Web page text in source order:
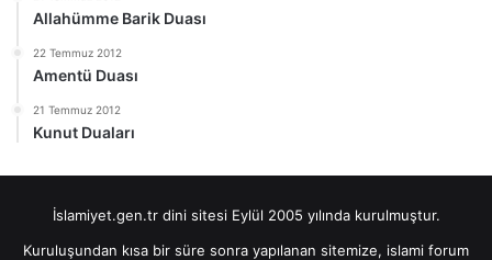
Allahümme Barik Duası
22 Temmuz 2012
Amentü Duası
21 Temmuz 2012
Kunut Duaları
İslamiyet.gen.tr dini sitesi Eylül 2005 yılında kurulmuştur.
Kuruluşundan kısa bir süre sonra yapılanan sitemize, islami forum